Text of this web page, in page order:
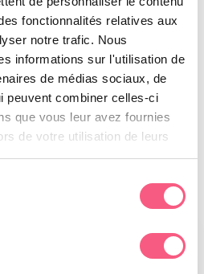
fonctionnalités relatives aux
notre trafic. Nous
informations sur l'utilisation de
de médias sociaux, de
peuvent combiner celles-ci
que vous leur avez fournies
de votre utilisation de leurs
zich door een
aan norm NF P 90-308.